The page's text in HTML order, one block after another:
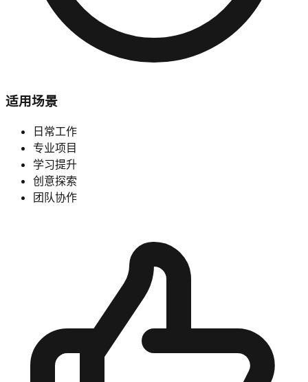
适用场景
日常工作
专业项目
学习提升
创意探索
团队协作